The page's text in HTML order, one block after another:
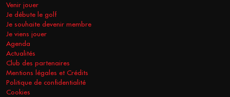
Venir jouer
Je débute le golf
Je souhaite devenir membre
Je viens jouer
Agenda
Actualités
Club des partenaires
Mentions légales et Crédits
Politique de confidentialité
Cookies